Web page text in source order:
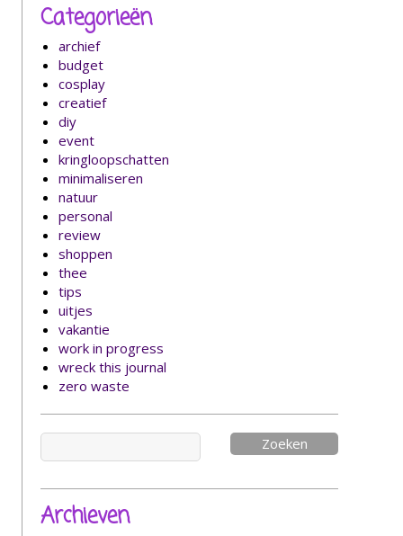
Categorieën
archief
budget
cosplay
creatief
diy
event
kringloopschatten
minimaliseren
natuur
personal
review
shoppen
thee
tips
uitjes
vakantie
work in progress
wreck this journal
zero waste
Zoeken
naar:
Archieven